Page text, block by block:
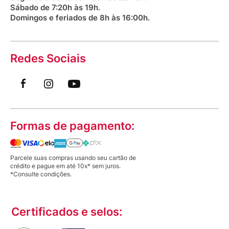
Sábado de 7:20h às 19h.
Domingos e feriados de 8h às 16:00h.
Redes Sociais
Formas de pagamento:
Parcele suas compras usando seu cartão de
crédito e pague em até 10x* sem juros.
*Consulte condições.
Certificados e selos: